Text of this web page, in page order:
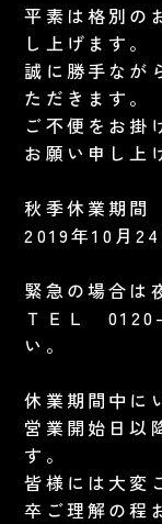
平素は格別の
し上げます。
誠に勝手なが
ただきます。
ご不便をお掛
お願い申し上
秋季休業期間
2019年10月
緊急の場合は
ＴＥＬ
い。
休業期間中に
営業開始日以
す。
皆様には大変
卒ご理解の程